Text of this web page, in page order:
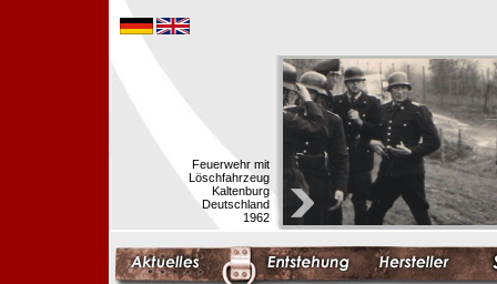
Feuerwehr mit
Löschfahrzeug
Kaltenburg
Deutschland
1962